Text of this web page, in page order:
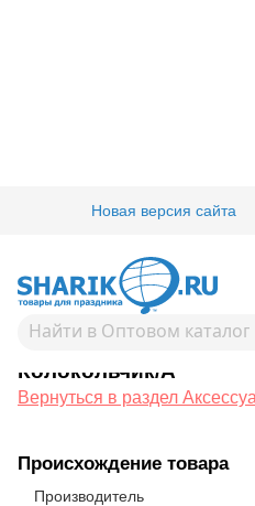
Новая версия сайта
Товары для праздника/
1413-0010Держатель
Колокольчик/A
Вернуться в раздел
Происхождение товара
Производитель